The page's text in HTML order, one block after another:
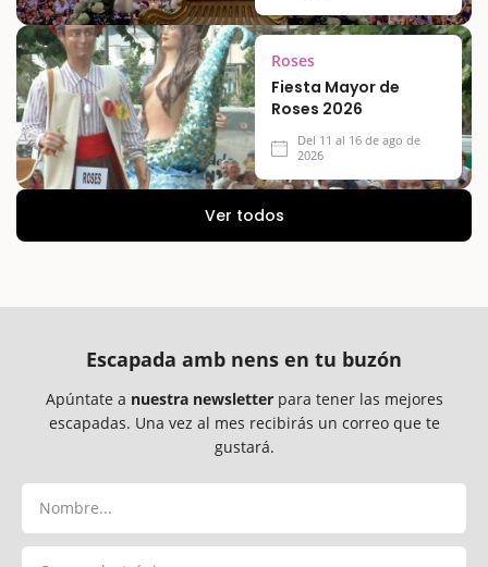
Roses
Fiesta Mayor de
Roses 2026
Del 11 al 16 de ago de
2026
Ver todos
Escapada amb nens en tu buzón
Apúntate a nuestra newsletterpara tener las mejores
escapadas. Una vez al mes recibirás un correo que te
gustará.